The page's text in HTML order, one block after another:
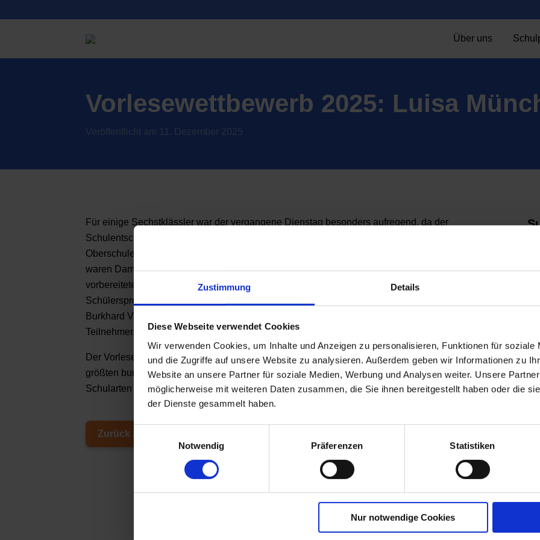
Zustimmung Details
Diese Webseite verwendet Cookies
Wir verwenden Cookies, um Inhalte und Anzeigen zu personalisieren, Funktionen für soziale
und die Zugriffe auf unsere Website zu analysieren. Außerdem geben wir Informationen zu
Website an unsere Partner für soziale Medien, Werbung und Analysen weiter. Unsere
möglicherweise mit weiteren Daten zusammen, die Sie ihnen bereitgestellt haben oder die
der Dienste gesammelt haben.
E
i
Notwendig Präferenzen Statistiken
Nur notwendige Cookies
Über uns
Vorlesewettbewerb 2025: Luisa
Veröffentlicht am 11. Dezember 2025
Für einige Sechstklässler war der vergangene Dienstag besonders aufregend, da der
Schulentscheid des Vorlesewettbewerbs des Deutschen Buchhandels stattfand. An der
Oberschule Soltau gewann in diesem Jahr Luisa Münch aus der Klasse 6f. Weitere Teilnehmer
waren Damian Adilovic, Diego Seinwill und Ben Hellmig. Luisa gelang es am besten ihren
vorbereiteten Text und einen unbekannten Text der Jury vorzulesen. Die Jury, bestehend aus
Schülersprecherin Josephine Vogt, Fachlehrerin Tabea Brüsehoff und dem didaktischen Leiter
Burkhard Viets, achteten besonders auf die Lesetechnik, Ausdruck und dem Textverständnis der
Teilnehmer. Alle Teilnehmer erhielten Buchpräsente und Urkunden als Klassensieger.
Der Vorlesewettbewerb steht unter der Schirmherrschaft des Bundespräsidenten und zählt zu den
größten bundesweiten Schülerwettbewerben. Rund 600.000 Kinder der sechsten Klassen aller
Schularten beteiligen sich jedes Jahr an rund 7.000 Schulen.
Zurück zur Übersicht